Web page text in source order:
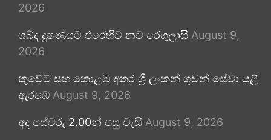
2026
ශබ්ද දූෂණයට එරෙහිව නව රෙගුලාසි August 9,
2026
කුවේට් සහ කොළඹ අතර ශ්‍රී ලංකන් ගුවන් සේවා යළි
ඇරඹේ August 9, 2026
අද පස්වරු 2.00න් පසු වැසි August 9, 2026